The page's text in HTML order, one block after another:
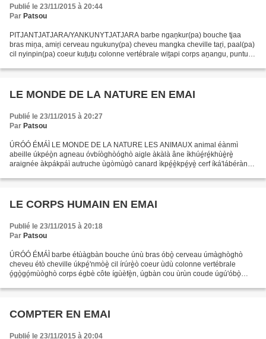
Publié le 23/11/2015 à 20:44
Par Patsou
PITJANTJATJARA/YANKUNYTJATJARA barbe ngaṉkur(pa) bouche tjaa
bras miṉa, amiṟi cerveau ngukuny(pa) cheveu mangka cheville taṟi, paal(pa)
cil nyinpin(pa) coeur kuṯuṯu colonne vertébrale wiṯapi corps aṉangu, puntu
LE MONDE DE LA NATURE EN EMAI
Publié le 23/11/2015 à 20:27
Par Patsou
ÚRÓÓ ÉMÁÌ LE MONDE DE LA NATURE LES ANIMAUX animal éànmì
abeille úkpéò̠n agneau óvbíòghòóghò aigle àkàlà âne íkhúé̠ré̠khùè̠rè̠
araignée àkpákpáì autruche ùgòmùgò canard ìkpé̠è̠kpé̠yè̠ cerf íká'lábéràn
LE CORPS HUMAIN EN EMAI
Publié le 23/11/2015 à 20:18
Par Patsou
ÚRÓÓ ÉMÁÌ barbe étùàgbàn bouche únù bras óbò̠ cerveau úmàghòghò
cheveu étò cheville úkpé̠'nmòè̠ cil írúrè̠ò coeur ùdù colonne vertébrale
ó̠gò̠gó̠mùòghò corps égbè côte ígùèfè̠n, úgbàn cou ùrùn coude úgú'óbò̱
COMPTER EN EMAI
Publié le 23/11/2015 à 20:04